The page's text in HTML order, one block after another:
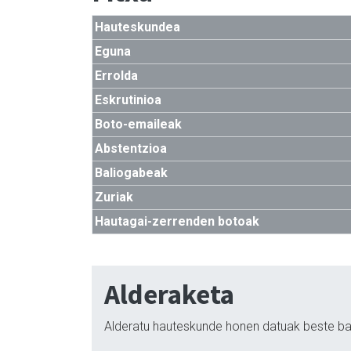
Hauteskundea
Eguna
Errolda
Eskrutinioa
Boto-emaileak
Abstentzioa
Baliogabeak
Zuriak
Hautagai-zerrenden botoak
Alderaketa
Alderatu hauteskunde honen datuak beste